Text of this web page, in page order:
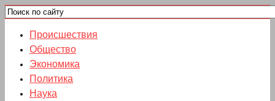
Происшествия
Общество
Экономика
Политика
Наука